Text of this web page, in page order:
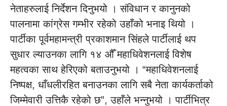
नेताहरुलाई निर्देशन दिनुभयो । संविधान र कानुनको
पालनामा कांग्रेस गम्भीर रहेको उहाँको भनाइ थियो ।
पार्टीका पूर्वमहामन्त्री प्रकाशमान सिंहले पार्टीलाई थप
सुधार ल्याउनका लागि १४ औँ महाधिवेशनलाई विशेष
महत्वका साथ हेरिएको बताउनुभयो । “महाधिवेशनलाई
निष्पक्ष, धाँधलीरहित बनाउनका लागि सबै नेता कार्यकर्ताको
जिम्मेवारी उत्तिकै रहेको छ”, उहाँले भन्नुभयो । पार्टीभित्र